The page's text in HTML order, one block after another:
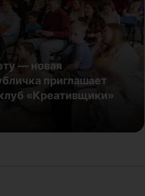
работу
«Небесная
синего цвета в
— новая
приглашает
«Креативщики»